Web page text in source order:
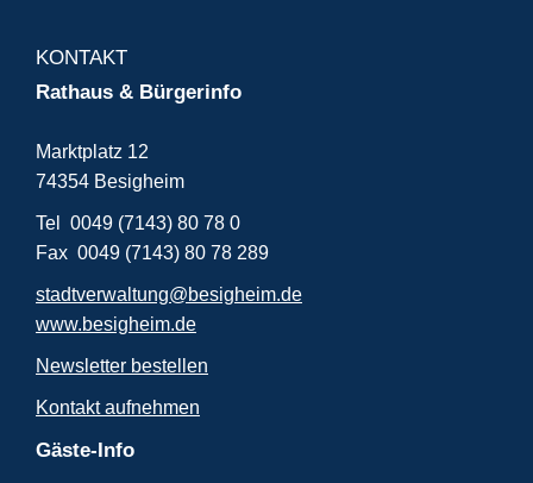
KONTAKT
Rathaus & Bürgerinfo
Marktplatz 12
74354 Besigheim
Tel 0049 (7143) 80 78 0
Fax 0049 (7143) 80 78 289
stadtverwaltung@besigheim.de
www.besigheim.de
Newsletter bestellen
Kontakt aufnehmen
Gäste-Info